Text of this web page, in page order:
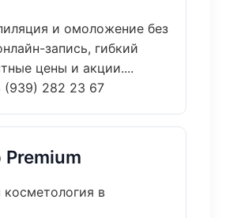
и омоложение без
запись, гибкий
цены и акции....
(939) 282 23 67
косметология в